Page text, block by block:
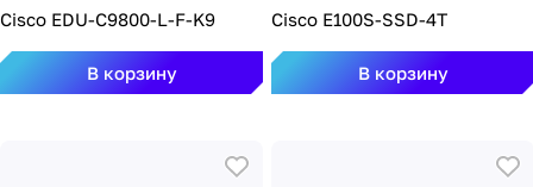
Cisco EDU-C9800-L-F-K9
В корзину
Cisco E100S-SSD-4T
В корзину